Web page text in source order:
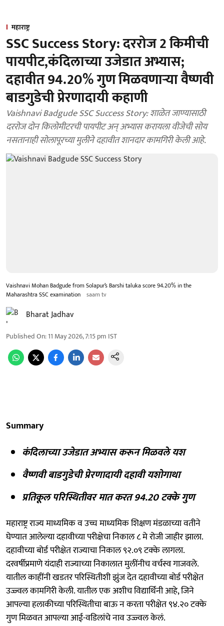
महाराष्ट्र
SSC Success Story: दररोज 2 किमीची
पायपीट,कंदिलाच्या उजेडात अभ्यास;
दहावीत 94.20% गुण मिळवणाऱ्या वैष्णवी
बाडगुडेची प्रेरणादायी कहाणी
Vaishnavi Badgude SSC Success Story: शाळेत जाण्यासाठी
दररोज दोन किलोमीटरची पायपीट अन् अभ्यास करायला वीजेची सोय
नसतानाही सोलापूरच्या मुलीने दहावीत शानदार कामगिरी केली आहे.
Vaishnavi Mohan Badgude from Solapur’s Barshi taluka score 94.20% in the
Maharashtra SSC examination saam tv
Bharat Jadhav
Published On:11 May 2026, 7:15 pm IST
Summary
कंदिलाच्या उजेडात अभ्यास करून मिळवले यश
वैष्णवी बाडगुडेची प्रेरणादायी दहावी यशोगाथा
प्रतिकूल परिस्थितीवर मात करत 94.20 टक्के गुण
महाराष्ट्र राज्य माध्यमिक व उच्च माध्यमिक शिक्षण मंडळाच्या वतीने
घेण्यात आलेल्या दहावीच्या परीक्षेचा निकाल ८ मे रोजी जाहीर झाला.
दहावीच्या बोर्ड परीक्षेत राज्याचा निकाल ९२.०९ टक्के लागला.
दरवर्षीप्रमाणे यंदाही राज्याच्या निकालात मुलींनीच वर्चस्व गाजवले.
यातील काहींनी खडतर परिस्थितीशी झुंज देत दहावीच्या बोर्ड परीक्षेत
उज्ज्वल कामगिरी केली. यातील एक अशीच विद्यार्थिनी आहे, जिने
आपल्या हलाकीच्या परिस्थितीचा बाऊ न करता परीक्षेत ९४.२० टक्के
गुण मिळवत आपल्या आई-वडिलांचे नाव उज्ज्वल केलं.